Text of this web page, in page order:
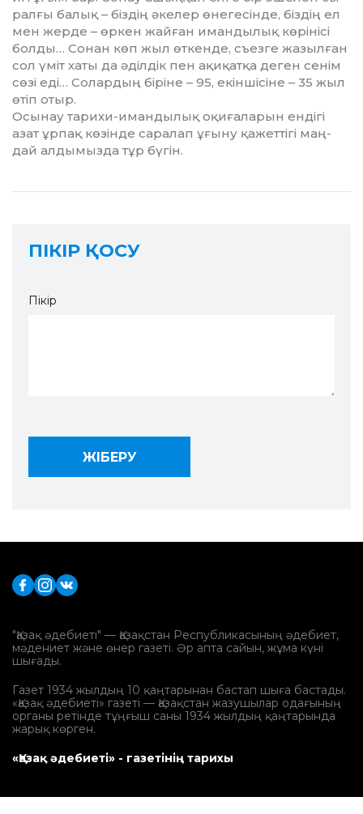
рал­ғы балық – біздің әкелер өне­гесінде, біздің ел
мен жерде – өркен жайған имандылық көрінісі
болды… Сонан көп жыл өткенде, съез­ге жазылған
сол үміт хаты да әділ­дік пен ақи­қатқа деген сенім
сөзі еді… Со­лар­дың біріне – 95, екіншісіне – 35 жыл
өтіп отыр.
Осынау тарихи-имандылық оқи­ғаларын ендігі
азат ұрпақ кө­зінде саралап ұғыну қажеттігі маң­
дай алдымызда тұр бүгін.
ПІКІР ҚОСУ
Пікір
"Қазақ әдебиеті" — Қазақстан Республикасының әдебиет,
мәдениет және өнер газеті. Әр апта сайын, жұма күні
шығады.
Газет 1934 жылдың 10 қаңтарынан бастап шыға бастады.
«Қазақ әдебиеті» газеті — Қазақстан жазушылар одағының
органы ретінде тұңғыш саны 1934 жылдың қаңтарында
жарық көрген.
«Қазақ әдебиеті» - газетінің тарихы